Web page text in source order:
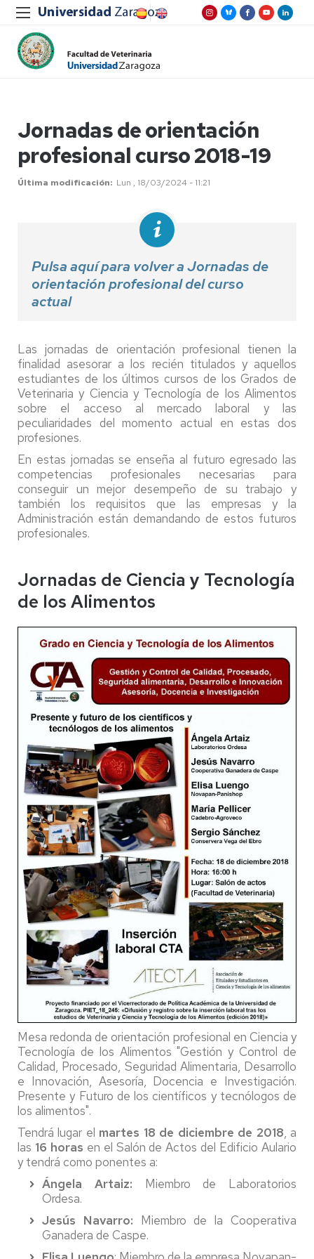
Jornadas de orientación
profesional curso 2018-19
Última modificación Lun , 18/03/2024 - 11:21
Pulsa aquí para volver a Jornadas de
orientación profesional del curso
actual
Las jornadas de orientación profesional tienen la
finalidad asesorar a los recién titulados y aquellos
estudiantes de los últimos cursos de los Grados de
Veterinaria y Ciencia y Tecnología de los Alimentos
sobre el acceso al mercado laboral y las
peculiaridades del momento actual en estas dos
profesiones.
En estas jornadas se enseña al futuro egresado las
competencias profesionales necesarias para
conseguir un mejor desempeño de su trabajo y
también los requisitos que las empresas y la
Administración están demandando de estos futuros
profesionales.
Jornadas de Ciencia y Tecnología
de los Alimentos
Mesa redonda de orientación profesional en Ciencia y
Tecnología de los Alimentos "Gestión y Control de
Calidad, Procesado, Seguridad Alimentaria, Desarrollo
e Innovación, Asesoría, Docencia e Investigación.
Presente y Futuro de los científicos y tecnólogos de
los alimentos".
Tendrá lugar el martes 18 de diciembre de 2018, a
las 16 horas en el Salón de Actos del Edificio Aulario
y tendrá como ponentes a:
Ángela Artaiz: Miembro de Laboratorios
Ordesa.
Jesús Navarro: Miembro de la Cooperativa
Ganadera de Caspe.